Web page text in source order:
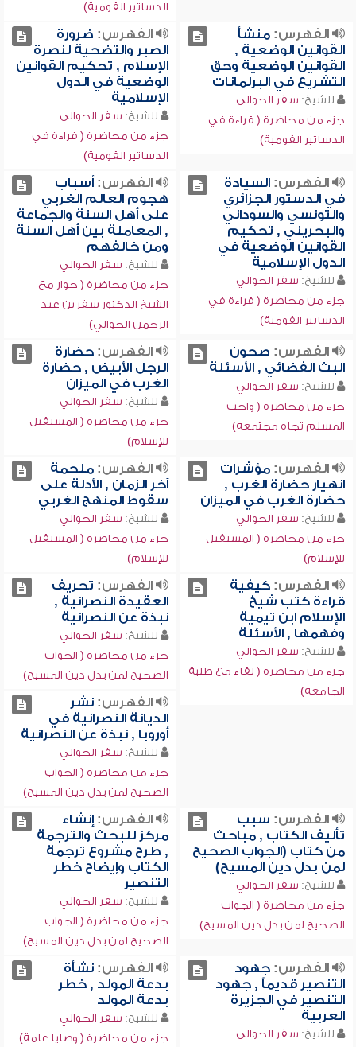
الدساتير القومية)
الفهرس:منشأ
القوانين الوضعية ,
القوانين الوضعية وحق
التشريع في البرلمانات
للشيخ: سفر الحوالي
جزء من محاضرة ( قراءة في
الدساتير القومية)
الفهرس: ضرورة
الصبر والتضحية لنصرة
الإسلام , تحكيم القوانين
الوضعية في الدول
الإسلامية
للشيخ: سفر الحوالي
جزء من محاضرة ( قراءة في
الدساتير القومية)
الفهرس:السيادة
في الدستور الجزائري
والتونسي والسوداني
والبحريني , تحكيم
القوانين الوضعية في
الدول الإسلامية
للشيخ: سفر الحوالي
جزء من محاضرة ( قراءة في
الدساتير القومية)
الفهرس:أسباب
هجوم العالم الغربي
على أهل السنة والجماعة
, المعاملة بين أهل السنة
ومن خالفهم
للشيخ: سفر الحوالي
جزء من محاضرة ( حوار مع
الشيخ الدكتور سفر بن عبد
الرحمن الحوالي)
الفهرس: صحون
البث الفضائي , الأسئلة
للشيخ: سفر الحوالي
جزء من محاضرة ( واجب
المسلم تجاه مجتمعه)
الفهرس:حضارة
الرجل الأبيض , حضارة
الغرب في الميزان
للشيخ: سفر الحوالي
جزء من محاضرة ( المستقبل
للإسلام)
الفهرس:مؤشرات
انهيار حضارة الغرب ,
حضارة الغرب في الميزان
للشيخ: سفر الحوالي
جزء من محاضرة ( المستقبل
للإسلام)
الفهرس:ملحمة
آخر الزمان , الأدلة على
سقوط المنهج الغربي
للشيخ: سفر الحوالي
جزء من محاضرة ( المستقبل
للإسلام)
الفهرس:كيفية
قراءة كتب شيخ
الإسلام ابن تيمية
وفهمها , الأسئلة
للشيخ: سفر الحوالي
جزء من محاضرة ( لقاء مع طلبة
الجامعة)
الفهرس: تحريف
العقيدة النصرانية ,
نبذة عن النصرانية
للشيخ: سفر الحوالي
جزء من محاضرة ( الجواب
الصحيح لمن بدل دين المسيح)
الفهرس:نشر
الديانة النصرانية في
أوروبا , نبذة عن النصرانية
للشيخ: سفر الحوالي
جزء من محاضرة ( الجواب
الصحيح لمن بدل دين المسيح)
الفهرس: سبب
تأليف الكتاب , مباحث
من كتاب (الجواب الصحيح
لمن بدل دين المسيح)
للشيخ: سفر الحوالي
جزء من محاضرة ( الجواب
الصحيح لمن بدل دين المسيح)
الفهرس:إنشاء
مركز للبحث والترجمة
, طرح مشروع ترجمة
الكتاب وإيضاح خطر
التنصير
للشيخ: سفر الحوالي
جزء من محاضرة ( الجواب
الصحيح لمن بدل دين المسيح)
الفهرس:جهود
التنصير قديماً , جهود
التنصير في الجزيرة
العربية
للشيخ: سفر الحوالي
الفهرس:نشأة
بدعة المولد , خطر
بدعة المولد
للشيخ: سفر الحوالي
جزء من محاضرة ( وصايا عامة)